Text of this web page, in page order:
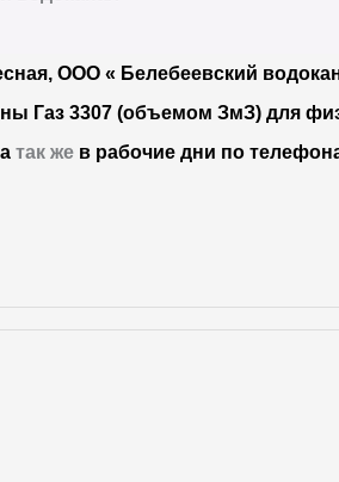
ООО « Белебеевский
Газ 3307 (объемом ЗмЗ) для
атак же в рабочие дни по